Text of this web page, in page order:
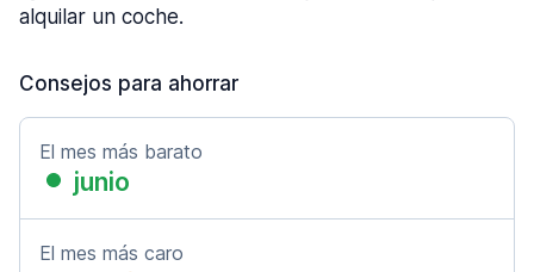
alquilar un coche.
Consejos para ahorrar
El mes más barato
junio
El mes más caro